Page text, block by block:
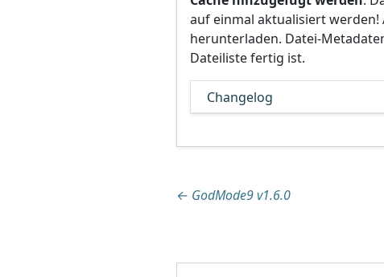
auf einmal aktualisiert werden!
herunterladen. Datei-
Dateiliste fertig ist.
Changelog
← GodMode9 v1.6.0